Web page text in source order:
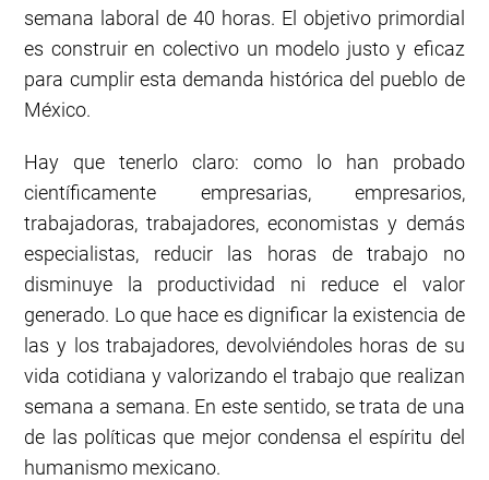
semana laboral de 40 horas. El objetivo primordial
es construir en colectivo un modelo justo y eficaz
para cumplir esta demanda histórica del pueblo de
México.
Hay que tenerlo claro: como lo han probado
científicamente empresarias, empresarios,
trabajadoras, trabajadores, economistas y demás
especialistas, reducir las horas de trabajo no
disminuye la productividad ni reduce el valor
generado. Lo que hace es dignificar la existencia de
las y los trabajadores, devolviéndoles horas de su
vida cotidiana y valorizando el trabajo que realizan
semana a semana. En este sentido, se trata de una
de las políticas que mejor condensa el espíritu del
humanismo mexicano.